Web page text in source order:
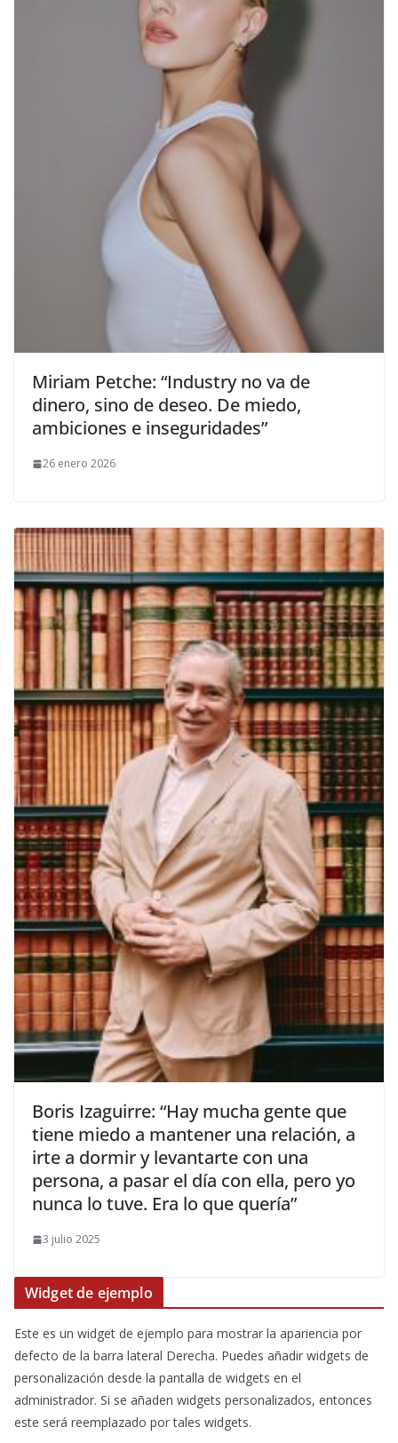
​Miriam Petche: “Industry no va de
dinero, sino de deseo. De miedo,
ambiciones e inseguridades”
26 enero 2026
​Boris Izaguirre: “Hay mucha gente que
tiene miedo a mantener una relación, a
irte a dormir y levantarte con una
persona, a pasar el día con ella, pero yo
nunca lo tuve. Era lo que quería”
3 julio 2025
Widget de ejemplo
Este es un widget de ejemplo para mostrar la apariencia por
defecto de la barra lateral Derecha. Puedes añadir widgets de
personalización desde la pantalla de widgets en el
administrador. Si se añaden widgets personalizados, entonces
este será reemplazado por tales widgets.